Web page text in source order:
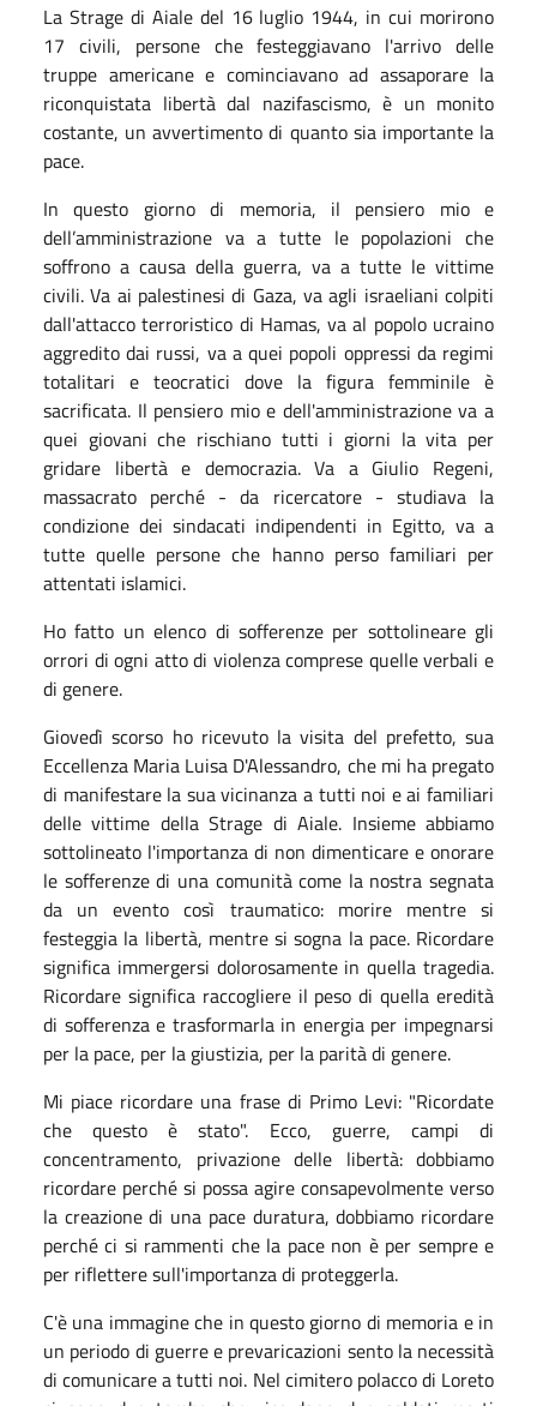
La Strage di Aiale del 16 luglio 1944, in cui morirono
17 civili, persone che festeggiavano l'arrivo delle
truppe americane e cominciavano ad assaporare la
riconquistata libertà dal nazifascismo, è un monito
costante, un avvertimento di quanto sia importante la
pace.
In questo giorno di memoria, il pensiero mio e
dell’amministrazione va a tutte le popolazioni che
soffrono a causa della guerra, va a tutte le vittime
civili. Va ai palestinesi di Gaza, va agli israeliani colpiti
dall'attacco terroristico di Hamas, va al popolo ucraino
aggredito dai russi, va a quei popoli oppressi da regimi
totalitari e teocratici dove la figura femminile è
sacrificata. Il pensiero mio e dell'amministrazione va a
quei giovani che rischiano tutti i giorni la vita per
gridare libertà e democrazia. Va a Giulio Regeni,
massacrato perché - da ricercatore - studiava la
condizione dei sindacati indipendenti in Egitto, va a
tutte quelle persone che hanno perso familiari per
attentati islamici.
Ho fatto un elenco di sofferenze per sottolineare gli
orrori di ogni atto di violenza comprese quelle verbali e
di genere.
Giovedì scorso ho ricevuto la visita del prefetto, sua
Eccellenza Maria Luisa D'Alessandro, che mi ha pregato
di manifestare la sua vicinanza a tutti noi e ai familiari
delle vittime della Strage di Aiale. Insieme abbiamo
sottolineato l'importanza di non dimenticare e onorare
le sofferenze di una comunità come la nostra segnata
da un evento così traumatico: morire mentre si
festeggia la libertà, mentre si sogna la pace. Ricordare
significa immergersi dolorosamente in quella tragedia.
Ricordare significa raccogliere il peso di quella eredità
di sofferenza e trasformarla in energia per impegnarsi
per la pace, per la giustizia, per la parità di genere.
Mi piace ricordare una frase di Primo Levi: "Ricordate
che questo è stato". Ecco, guerre, campi di
concentramento, privazione delle libertà: dobbiamo
ricordare perché si possa agire consapevolmente verso
la creazione di una pace duratura, dobbiamo ricordare
perché ci si rammenti che la pace non è per sempre e
per riflettere sull'importanza di proteggerla.
C'è una immagine che in questo giorno di memoria e in
un periodo di guerre e prevaricazioni sento la necessità
di comunicare a tutti noi. Nel cimitero polacco di Loreto